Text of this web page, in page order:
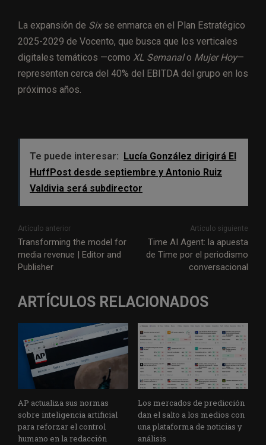
La expansión de Sixse enmarca en el Plan Estratégico
2025-2029 de Vocento, que busca que los verticales
digitales temáticos —como XL Semanalo Mujer Hoy—
representen cerca del 40% del EBITDA del grupo en los
próximos años.
Te puede interesar: Lucía González dirigirá El
HuffPost desde septiembre y Antonio Ruiz
Valdivia será subdirector
Artículo anterior
Transforming the model for
media revenue | Editor and
Publisher
Artículo siguiente
Time AI Agent: la apuesta
de Time por el periodismo
conversacional
ARTÍCULOS RELACIONADOS
AP actualiza sus normas
sobre inteligencia artificial
para reforzar el control
humano en la redacción
Los mercados de predicción
dan el salto a los medios con
una plataforma de noticias y
análisis